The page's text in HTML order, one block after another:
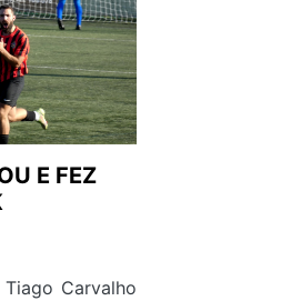
E FEZ
Carvalho